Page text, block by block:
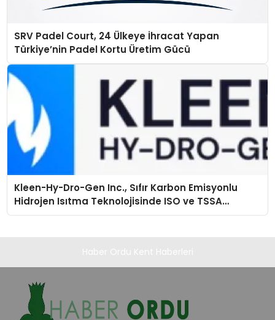
SRV Padel Court, 24 Ülkeye İhracat Yapan
Türkiye’nin Padel Kortu Üretim Gücü
Kleen-Hy-Dro-Gen Inc., Sıfır Karbon Emisyonlu
Hidrojen Isıtma Teknolojisinde ISO ve TSSA
Düzenleyici Onaylarını Aldı